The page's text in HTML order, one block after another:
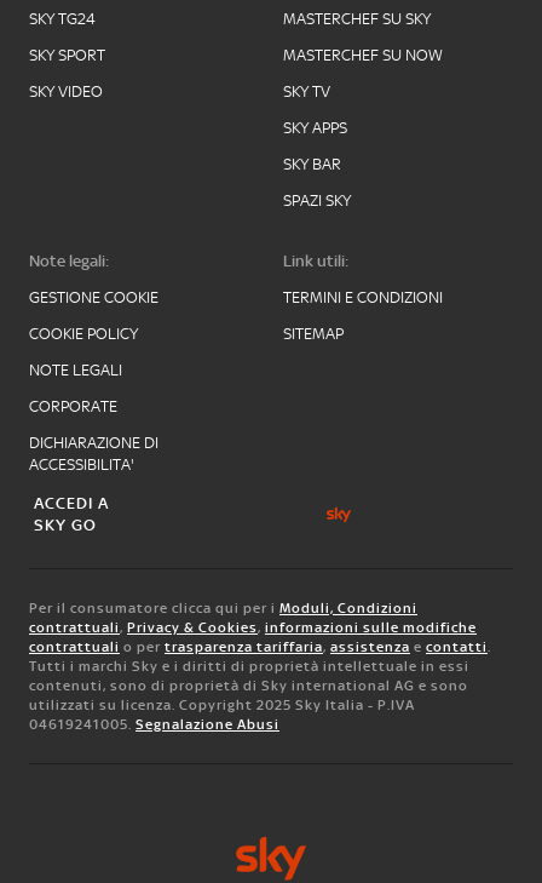
SKY TG24
SKY SPORT
SKY VIDEO
MASTERCHEF SU SKY
MASTERCHEF SU NOW
SKY TV
SKY APPS
SKY BAR
SPAZI SKY
Note legali:
GESTIONE COOKIE
COOKIE POLICY
NOTE LEGALI
CORPORATE
DICHIARAZIONE DI
ACCESSIBILITA'
Link utili:
TERMINI E CONDIZIONI
SITEMAP
ACCEDI A
SKY GO
Per il consumatore clicca qui per i Moduli, Condizioni
contrattuali, Privacy & Cookies, informazioni sulle modifiche
contrattuali o per trasparenza tariffaria, assistenza e contatti.
Tutti i marchi Sky e i diritti di proprietà intellettuale in essi
contenuti, sono di proprietà di Sky international AG e sono
utilizzati su licenza. Copyright 2025 Sky Italia - P.IVA
04619241005. Segnalazione Abusi